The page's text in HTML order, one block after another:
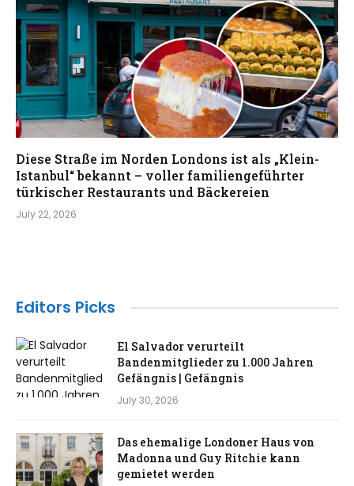
Diese Straße im Norden Londons ist als „Klein-
Istanbul“ bekannt – voller familiengeführter
türkischer Restaurants und Bäckereien
July 22, 2026
Editors Picks
El Salvador verurteilt
Bandenmitglieder zu 1.000 Jahren
Gefängnis | Gefängnis
July 30, 2026
Das ehemalige Londoner Haus von
Madonna und Guy Ritchie kann
gemietet werden